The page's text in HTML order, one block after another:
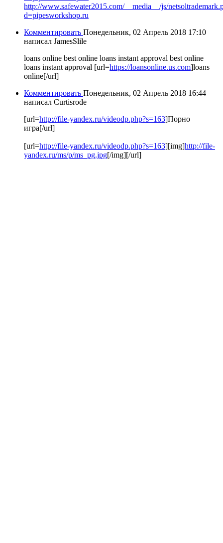
http://www.safewater2015.com/__media__/js/
d=pipesworkshop.ru
Комментировать Понедельник, 02 Апрель 2018 17:10
написал JamesSlile
loans online best online loans instant approval best online
loans instant approval [url=https://loansonline.us.com]loans
online[/url]
Комментировать Понедельник, 02 Апрель 2018 16:44
написал Curtisrode
[url=http://file-yandex.ru/videodp.php?s=163]Порно
игра[/url]
[url=http://file-yandex.ru/videodp.php?s=163][img]http://file-
yandex.ru/ms/p/ms_pg.jpg[/img][/url]